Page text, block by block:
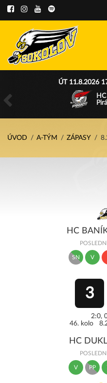
ÚT 11.8.2026
ÚVOD A-TÝM ZÁPASY
HC
SN V
3
2:0,
46. kolo
HC
V PP